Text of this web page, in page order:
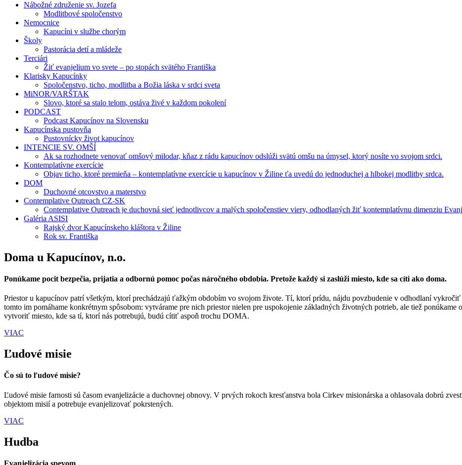
Nábožné združenie sv. Jozefa
Modlitbové spoločenstvo
Nemocnice
Kapucíni v službe chorým
Školy
Pastorácia detí a mládeže
Terciári
Žiť evanjelium vo svete – po stopách svätého Františka
Klarisky Kapucínky
Spoločenstvo, ticho, modlitba a Božia láska v srdci sveta
MiNOR/VARŠTAK
Slovo, ktoré sa stalo telom, ostáva živé v každom pokolení
PODCAST
Podcast Kapucínov na Slovensku
Kapucínska pustovňa
Pustovnícky život kapucínov
INTENCIE SV. OMŠÍ
Ak sa rozhodnete venovať omšový milodar, kňaz z rádu kapucínov odslúži svätú omšu na úmysel, ktorý nosíte vo svojom srdci.
Kontemplatívne exercície
Objav ticho, ktoré premieňa – kontemplatívne exercície u kapucínov v Žiline ťa uvedú do jednoduchej a hlbokej modlitby srdca.
DOM
Duchovné otcovstvo a materstvo
Contemplative Outreach CZ-SK
Contemplative Outreach je duchovná sieť jednotlivcov a malých spoločenstiev viery, odhodlaných žiť kontemplatívnu dimenziu
Galéria ASISI
Rajský dvor Kapucínskeho kláštora v Žiline
Rok sv. Františka
Doma u Kapucínov, n.o.
Ponúkame pocit bezpečia, prijatia a odbornú pomoc počas náročného obdobia. Pretože každý si zaslúži miesto, kde sa cíti ako doma.
Priestor u kapucínov patrí všetkým, ktorí prechádzajú ťažkým obdobím vo svojom živote. Tí, ktorí prídu, nájdu povzbudenie v odhodlaní
tomto im pomáhame konkrétnym spôsobom: vytvárame pre nich priestor nielen pre uspokojenie základných životných potrieb, ale tiež
vytvoriť miesto, kde sa tí, ktorí nás potrebujú, budú cítiť aspoň trochu DOMA.
VIAC
Ľudové misie
Čo sú to ľudové misie?
Ľudové misie farnosti sú časom evanjelizácie a duchovnej obnovy. V prvých rokoch kresťanstva bola Cirkev misionárska a ohlasovala dobrú
objektom misií a potrebuje evanjelizovať pokrstených.
VIAC
Hudba
Evanjelizácia spevom